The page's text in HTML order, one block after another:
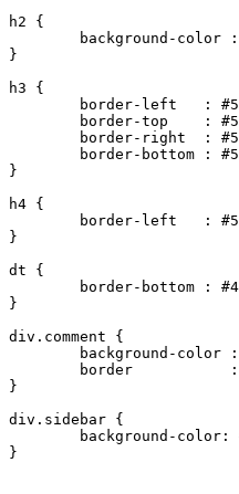
h2 {
}
h3 {
}
h4 {
}
dt {
}
div.comment {
}
div.sidebar {